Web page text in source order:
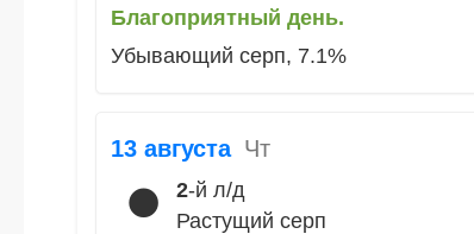
Благоприятный день.
Убывающий серп, 7.1%
13 августа Чт
🌑 2-й л/д
Растущий серп